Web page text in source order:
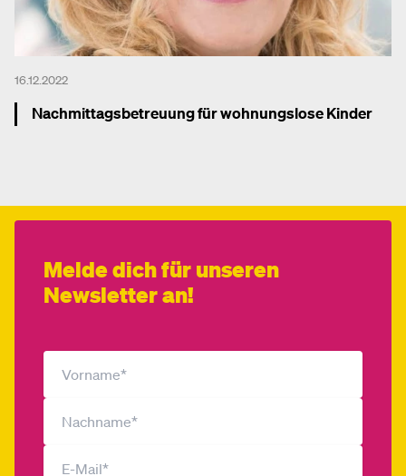
16.12.2022
Nachmittagsbetreuung für wohnungslose Kinder
Melde dich für unseren
Newsletter an!